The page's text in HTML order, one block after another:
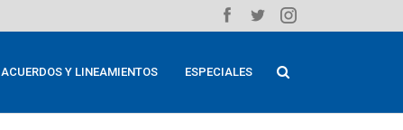
ACUERDOS Y LINEAMIENTOS ESPECIALES